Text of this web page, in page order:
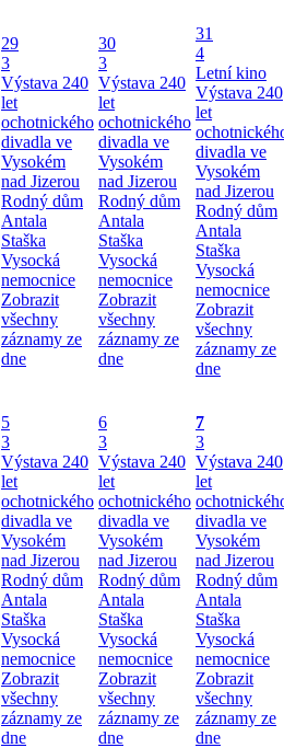
29
3
Výstava 240
let
ochotnického
divadla ve
Vysokém
nad Jizerou
Rodný dům
Antala
Staška
Vysocká
nemocnice
Zobrazit
všechny
záznamy ze
dne
30
3
Výstava 240
let
ochotnického
divadla ve
Vysokém
nad Jizerou
Rodný dům
Antala
Staška
Vysocká
nemocnice
Zobrazit
všechny
záznamy ze
dne
31
4
Letní kino
Výstava 240
let
divadla ve
Vysokém
nad Jizerou
Rodný dům
Antala
Staška
Vysocká
nemocnice
Zobrazit
všechny
záznamy ze
dne
5
3
Výstava 240
let
ochotnického
divadla ve
Vysokém
nad Jizerou
Rodný dům
Antala
Staška
Vysocká
nemocnice
Zobrazit
všechny
záznamy ze
dne
6
3
Výstava 240
let
ochotnického
divadla ve
Vysokém
nad Jizerou
Rodný dům
Antala
Staška
Vysocká
nemocnice
Zobrazit
všechny
záznamy ze
dne
7
3
Výstava 240
let
divadla ve
Vysokém
nad Jizerou
Rodný dům
Antala
Staška
Vysocká
nemocnice
Zobrazit
všechny
záznamy ze
dne